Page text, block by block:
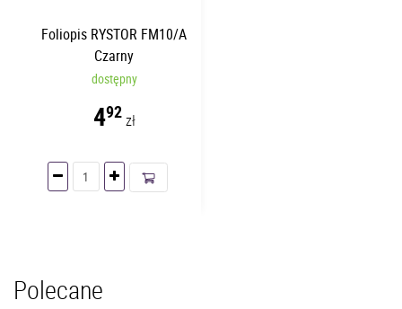
Foliopis RYSTOR FM10/A
Czarny
dostępny
492zł
Polecane